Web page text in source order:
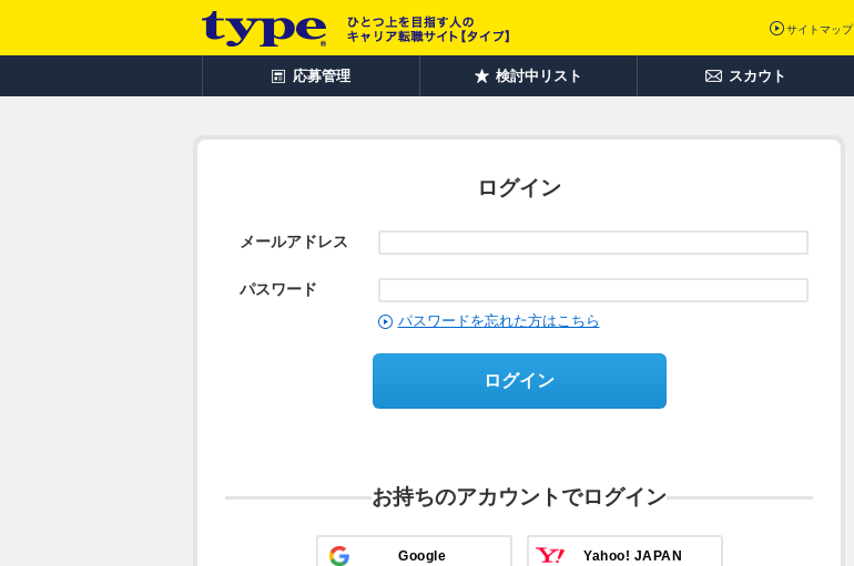
サイトマップ
応募管理 検討中リスト スカウト
ログイン
メールアドレス
パスワード
パスワードを忘れた方はこちら
ログイン
お持ちのアカウントでログイン
Google Yahoo! JAPAN